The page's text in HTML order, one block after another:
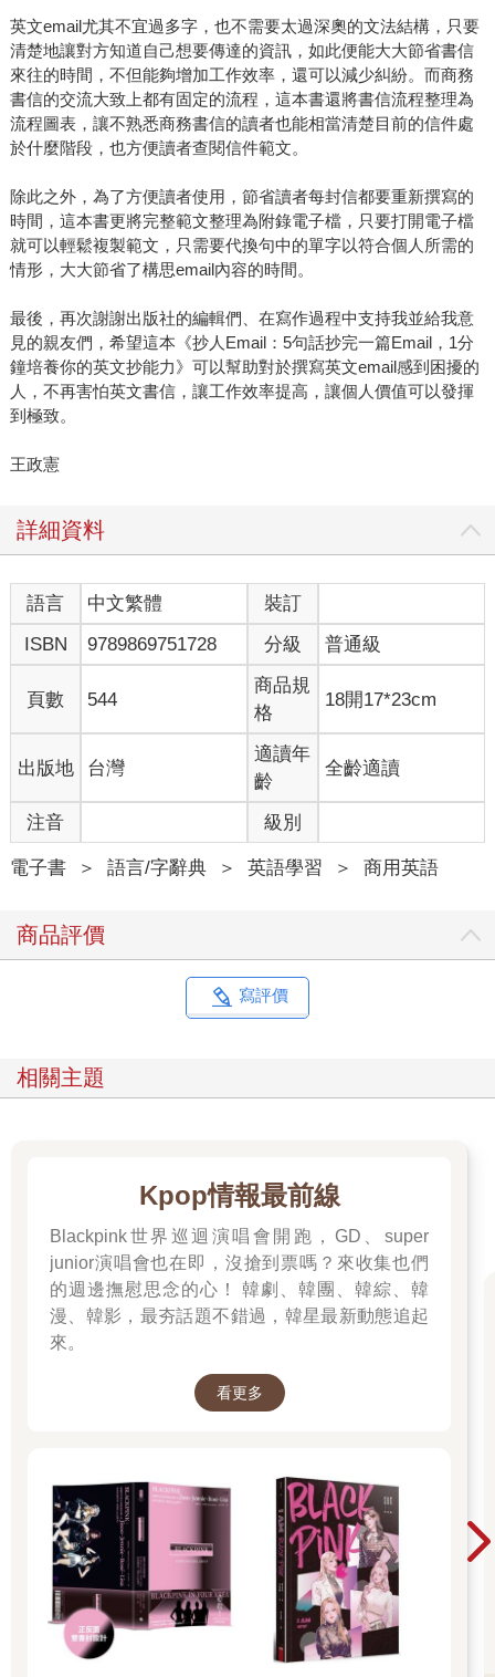
英文email尤其不宜過多字，也不需要太過深奧的文法結構，只要
清楚地讓對方知道自己想要傳達的資訊，如此便能大大節省書信
來往的時間，不但能夠增加工作效率，還可以減少糾紛。而商務
書信的交流大致上都有固定的流程，這本書還將書信流程整理為
流程圖表，讓不熟悉商務書信的讀者也能相當清楚目前的信件處
於什麼階段，也方便讀者查閱信件範文。
除此之外，為了方便讀者使用，節省讀者每封信都要重新撰寫的
時間，這本書更將完整範文整理為附錄電子檔，只要打開電子檔
就可以輕鬆複製範文，只需要代換句中的單字以符合個人所需的
情形，大大節省了構思email內容的時間。
最後，再次謝謝出版社的編輯們、在寫作過程中支持我並給我意
見的親友們，希望這本《抄人Email：5句話抄完一篇Email，1分
鐘培養你的英文抄能力》可以幫助對於撰寫英文email感到困擾的
人，不再害怕英文書信，讓工作效率提高，讓個人價值可以發揮
到極致。
王政憲
詳細資料
語言 中文繁體
裝訂
ISBN
9789869751728 分級 普通級
頁數 544
商品規
格
18開17*23cm
出版地 台灣
適讀年
齡
全齡適讀
注音 級別
電子書 ＞ 語言/字辭典 ＞ 英語學習 ＞ 商用英語
商品評價
寫評價
相關主題
Kpop情報最前線
Blackpink世界巡迴演唱會開跑，GD、super
junior演唱會也在即，沒搶到票嗎？來收集也們
的週邊撫慰思念的心！ 韓劇、韓團、韓綜、韓
漫、韓影，最夯話題不錯過，韓星最新動態追起
來。
看更多